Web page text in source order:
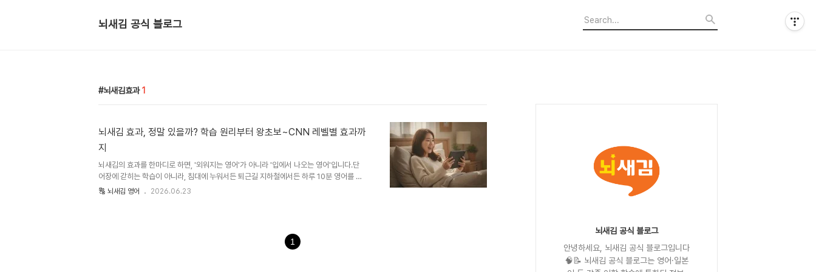
뇌새김 공식 블로그
뇌새김효과 1
뇌새김 효과, 정말 있을까? 학습 원리부터 왕초보~CNN 레벨별 효과까
지
뇌새김의 효과를 한마디로 하면, '외워지는 영어'가 아니라 '입에서 나오는 영어'입니다.단
어장에 갇히는 학습이 아니라, 침대에 누워서든 퇴근길 지하철에서든 하루 10분 영어를 실
제로 써보게 만드는 데 초점이 있습니다. 그래서 효과는 "단어 몇 개 외웠다"가 아니라 "오
질문 (FAQ)1. 화면 따라 읽는 영어가 아니라, 말이 트이는 영어뇌새김 효과의 핵심은 직접
🔠 뇌새김 영어 2026.06.23
1
뇌새김 공식 블로그
안녕하세요, 뇌새김 공식 블로그입니다
🧠📝 뇌새김 공식 블로그는 영어·일본